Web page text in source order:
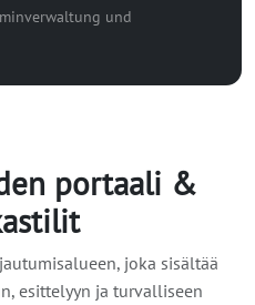
und
portaali &
joka sisältää
esittelyyn ja turvalliseen